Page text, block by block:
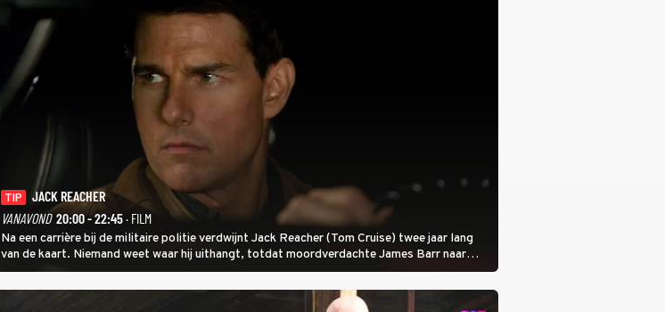
TIP
JACK REACHER
VANAVOND 20:00 - 22:45· FILM
Na een carrière bij de militaire politie verdwijnt Jack Reacher (Tom Cruise) twee jaar lang
van de kaart. Niemand weet waar hij uithangt, totdat moordverdachte James Barr naar
hem vraagt.